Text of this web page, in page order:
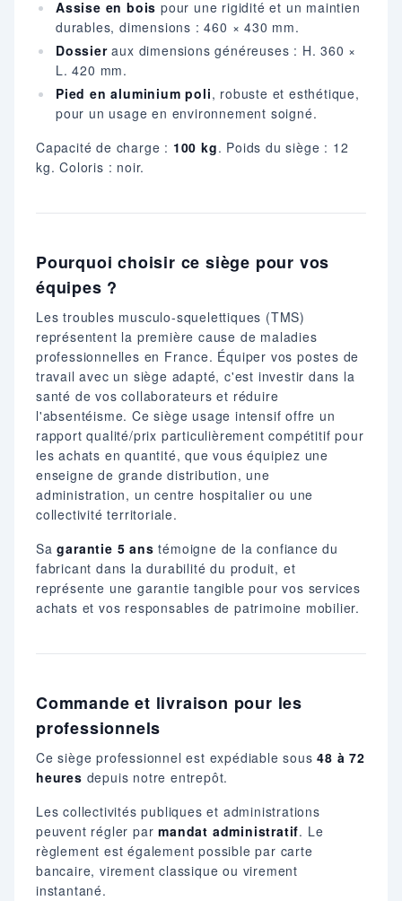
Assise en bois pour une rigidité et un maintien
durables, dimensions : 460 × 430 mm.
Dossieraux dimensions généreuses : H. 360 ×
L. 420 mm.
Pied en aluminium poli, robuste et esthétique,
pour un usage en environnement soigné.
Capacité de charge : 100 kg. Poids du siège : 12
kg. Coloris : noir.
Pourquoi choisir ce siège pour vos
équipes ?
Les troubles musculo-squelettiques (TMS)
représentent la première cause de maladies
professionnelles en France. Équiper vos postes de
travail avec un siège adapté, c'est investir dans la
santé de vos collaborateurs et réduire
l'absentéisme. Ce siège usage intensif offre un
rapport qualité/prix particulièrement compétitif pour
les achats en quantité, que vous équipiez une
enseigne de grande distribution, une
administration, un centre hospitalier ou une
collectivité territoriale.
Sagarantie 5 ans témoigne de la confiance du
fabricant dans la durabilité du produit, et
représente une garantie tangible pour vos services
achats et vos responsables de patrimoine mobilier.
Commande et livraison pour les
professionnels
Ce siège professionnel est expédiable sous48 à 72
heures depuis notre entrepôt.
Les collectivités publiques et administrations
peuvent régler parmandat administratif. Le
règlement est également possible par carte
bancaire, virement classique ou virement
instantané.